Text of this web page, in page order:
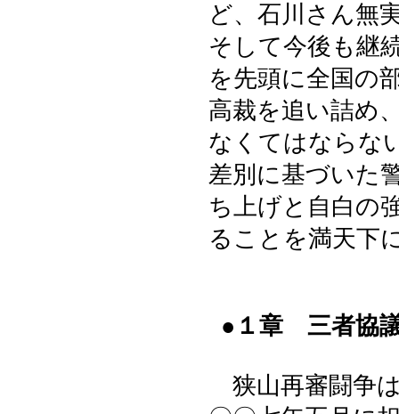
ど、石川さん無
そして今後も継
を先頭に全国の
高裁を追い詰め
なくてはならな
差別に基づいた
ち上げと自白の
ることを満天下
●１章 三者協
狭山再審闘争